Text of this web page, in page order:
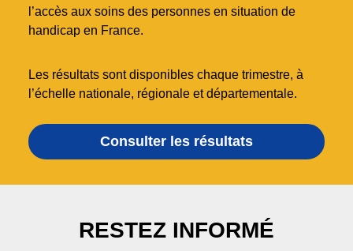
l’accès aux soins des personnes en situation de
handicap en France.
Les résultats sont disponibles chaque trimestre, à
l’échelle nationale, régionale et départementale.
Consulter les résultats
RESTEZ INFORMÉ